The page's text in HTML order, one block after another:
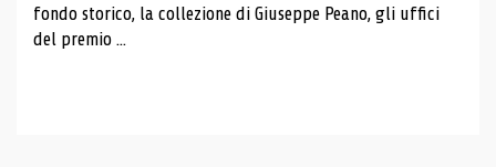
fondo storico, la collezione di Giuseppe Peano, gli uffici
del premio ...